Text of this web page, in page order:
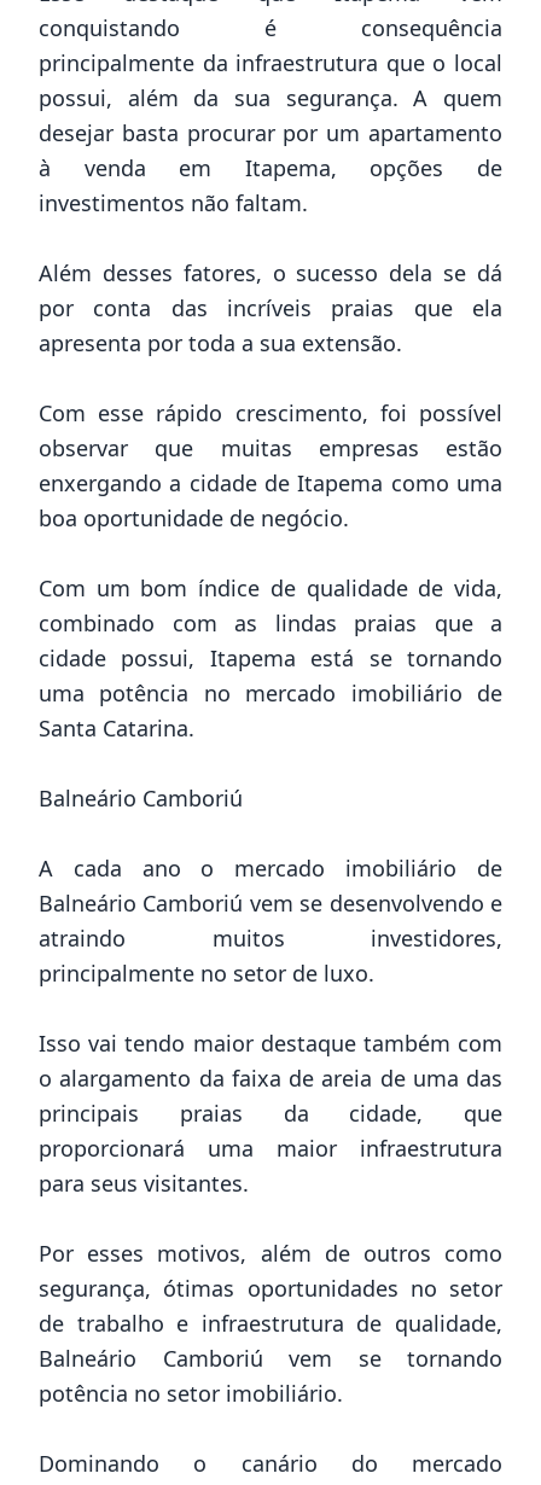
conquistando é consequência
principalmente da infraestrutura que o local
possui, além da sua segurança. A quem
desejar basta procurar por um apartamento
à venda em Itapema, opções de
investimentos não faltam.
Além desses fatores, o sucesso dela se dá
por conta das incríveis praias que ela
apresenta por toda a sua extensão.
Com esse rápido crescimento, foi possível
observar que muitas empresas estão
enxergando a cidade de Itapema como uma
boa oportunidade de negócio.
Com um bom índice de qualidade de vida,
combinado com as lindas praias que a
cidade possui, Itapema está se tornando
uma potência no mercado imobiliário de
Santa Catarina.
Balneário Camboriú
A cada ano o mercado imobiliário de
Balneário Camboriú vem se desenvolvendo e
atraindo muitos investidores,
principalmente no setor de luxo.
Isso vai tendo maior destaque também com
o alargamento da faixa de areia de uma das
principais praias da cidade, que
proporcionará uma maior infraestrutura
para seus visitantes.
Por esses motivos, além de outros como
segurança, ótimas oportunidades no setor
de trabalho e infraestrutura de qualidade,
Balneário Camboriú vem se tornando
potência no setor imobiliário.
Dominando o canário do mercado